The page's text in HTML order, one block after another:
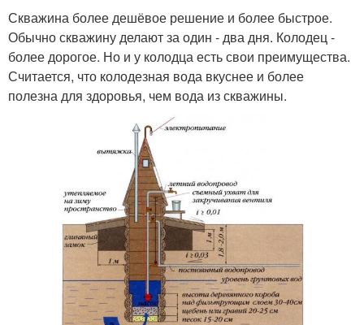
Скважина более дешёвое решение и более быстрое.
Обычно скважину делают за один - два дня. Колодец -
более дорогое. Но и у колодца есть свои преимущества.
Считается, что колодезная вода вкуснее и более
полезна для здоровья, чем вода из скважины.